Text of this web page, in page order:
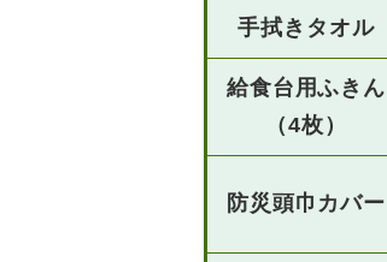
手拭きタオル
給食台用ふきん
（4枚）
防災頭巾カバー